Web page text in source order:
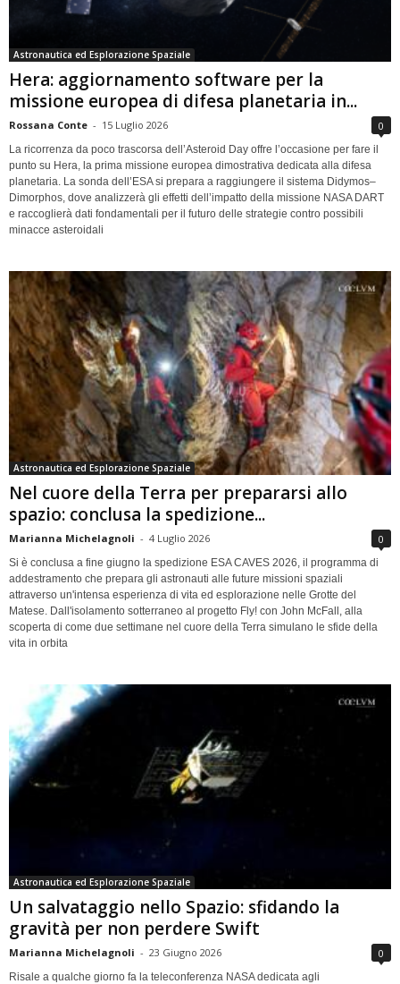
Astronautica ed Esplorazione Spaziale
Hera: aggiornamento software per la
missione europea di difesa planetaria in...
Rossana Conte - 15 Luglio 2026 0
La ricorrenza da poco trascorsa dell’Asteroid Day offre l’occasione per fare il
punto su Hera, la prima missione europea dimostrativa dedicata alla difesa
planetaria. La sonda dell’ESA si prepara a raggiungere il sistema Didymos–
Dimorphos, dove analizzerà gli effetti dell’impatto della missione NASA DART
e raccoglierà dati fondamentali per il futuro delle strategie contro possibili
minacce asteroidali
Astronautica ed Esplorazione Spaziale
Nel cuore della Terra per prepararsi allo
spazio: conclusa la spedizione...
Marianna Michelagnoli - 4 Luglio 2026 0
Si è conclusa a fine giugno la spedizione ESA CAVES 2026, il programma di
addestramento che prepara gli astronauti alle future missioni spaziali
attraverso un'intensa esperienza di vita ed esplorazione nelle Grotte del
Matese. Dall'isolamento sotterraneo al progetto Fly! con John McFall, alla
scoperta di come due settimane nel cuore della Terra simulano le sfide della
vita in orbita
Astronautica ed Esplorazione Spaziale
Un salvataggio nello Spazio: sfidando la
gravità per non perdere Swift
Marianna Michelagnoli - 23 Giugno 2026 0
Risale a qualche giorno fa la teleconferenza NASA dedicata agli